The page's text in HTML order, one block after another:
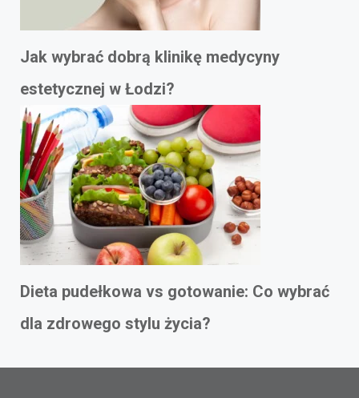
Jak wybrać dobrą klinikę medycyny
estetycznej w Łodzi?
Dieta pudełkowa vs gotowanie: Co wybrać
dla zdrowego stylu życia?